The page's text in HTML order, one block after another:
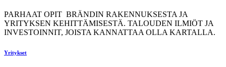
PARHAAT OPIT BRÄNDIN RAKENNUKSESTA JA
YRITYKSEN KEHITTÄMISESTÄ. TALOUDEN ILMIÖT JA
INVESTOINNIT, JOISTA KANNATTAA OLLA KARTALLA.
Yritykset